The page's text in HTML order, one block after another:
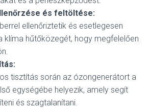
és feltöltése:
ellenőriztetik és esetlegesen
klíma hűtőközegét, hogy megfelelően
tisztítás során az ózongenerátort a
egységébe helyezik, amely segít
és szagtalanítani.